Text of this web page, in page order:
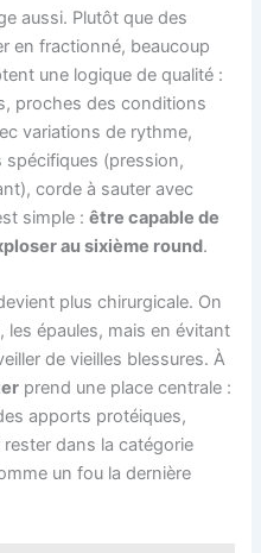
aussi. Plutôt que des
en fractionné, beaucoup
une logique de qualité :
proches des conditions
variations de rythme,
(pression,
corde à sauter avec
simple :être capable de
au sixième round.
plus chirurgicale. On
les épaules, mais en évitant
de vieilles blessures. À
prend une place centrale :
apports protéiques,
dans la catégorie
un fou la dernière